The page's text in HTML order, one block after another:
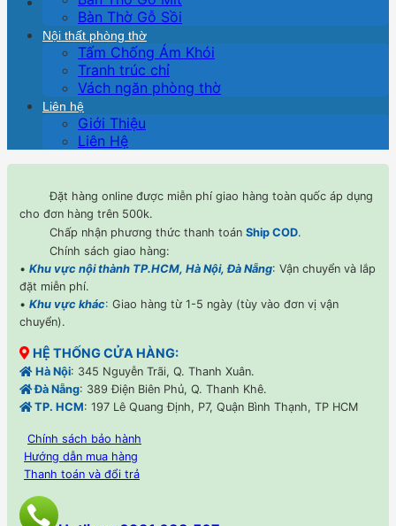
Bàn Thờ Gỗ Sồi
Nội thất phòng thờ
Tấm Chống Ám Khói
Tranh trúc chỉ
Vách ngăn phòng thờ
Liên hệ
Giới Thiệu
Liên Hệ
Đặt hàng online được miễn phí giao hàng toàn quốc áp dụng
cho đơn hàng trên 500k.
Chấp nhận phương thức thanh toán Ship COD.
Chính sách giao hàng:
• Khu vực nội thành TP.HCM, Hà Nội, Đà Nẵng: Vận chuyển và lắp
đặt miễn phí.
• Khu vực khác: Giao hàng từ 1-5 ngày (tùy vào đơn vị vận
chuyển).
HỆ THỐNG CỬA HÀNG:
Hà Nội: 345 Nguyễn Trãi, Q. Thanh Xuân.
Đà Nẵng: 389 Điện Biên Phủ, Q. Thanh Khê.
TP. HCM: 197 Lê Quang Định, P7, Quận Bình Thạnh, TP HCM
Chính sách bảo hành
Hướng dẫn mua hàng
Thanh toán và đổi trả